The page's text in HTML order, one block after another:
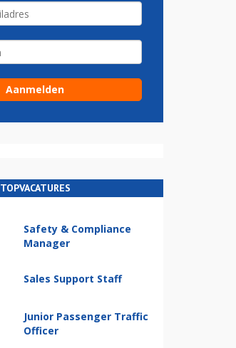
TOPVACATURES
Safety & Compliance
Manager
Sales Support Staff
Junior Passenger Traffic
Officer